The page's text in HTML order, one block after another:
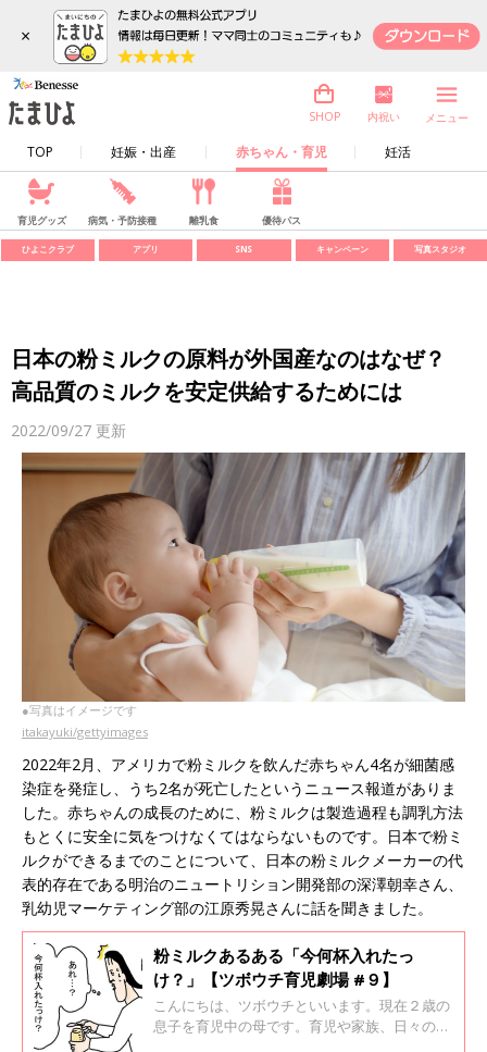
×
TOP 妊娠・出産 赤ちゃん・育児 妊活
SHOP 内祝い メニュー
育児グッズ 病気・予防接種 離乳食 優待パス
ひよこクラブ アプリ SNS キャンペーン 写真スタジオ
日本の粉ミルクの原料が外国産なのはなぜ？
高品質のミルクを安定供給するためには
2022/09/27 更新
●写真はイメージです
itakayuki/gettyimages
2022年2月、アメリカで粉ミルクを飲んだ赤ちゃん4名が細菌感
染症を発症し、うち2名が死亡したというニュース報道がありま
した。赤ちゃんの成長のために、粉ミルクは製造過程も調乳方法
もとくに安全に気をつけなくてはならないものです。日本で粉ミ
ルクができるまでのことについて、日本の粉ミルクメーカーの代
表的存在である明治のニュートリション開発部の深澤朝幸さん、
乳幼児マーケティング部の江原秀晃さんに話を聞きました。
粉ミルクあるある「今何杯入れたっ
け？」【ツボウチ育児劇場 #９】
こんにちは、ツボウチといいます。現在２歳の
息子を育児中の母です。育児や家族、日々の出